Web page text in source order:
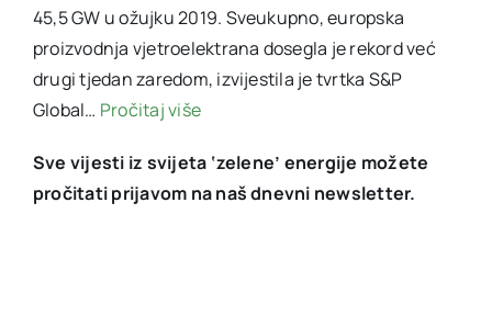
45,5 GW u ožujku 2019. Sveukupno, europska
proizvodnja vjetroelektrana dosegla je rekord već
drugi tjedan zaredom, izvijestila je tvrtka S&P
Global… Pročitaj više
Sve vijesti iz svijeta ‘zelene’ energije možete
pročitati prijavom na naš dnevni newsletter.